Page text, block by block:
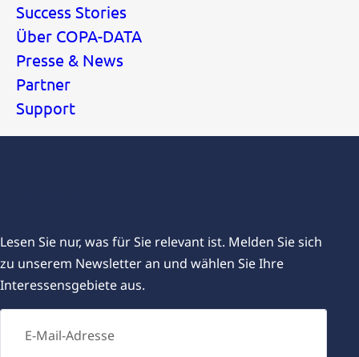
Success Stories
Über COPA-DATA
Presse & News
Partner
Support
Lesen Sie nur, was für Sie relevant ist. Melden Sie sich
zu unserem Newsletter an und wählen Sie Ihre
Interessensgebiete aus.